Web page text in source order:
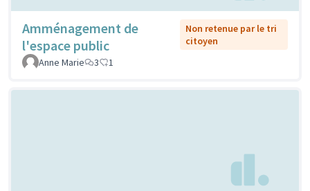
Amménagement de
l'espace public
Non retenue par le tri
citoyen
Anne Marie
3 1